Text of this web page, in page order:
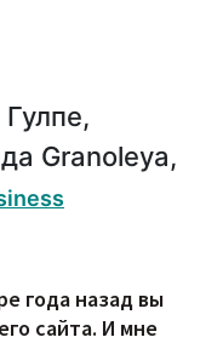
Granoleya,
года назад вы
сайта. И мне